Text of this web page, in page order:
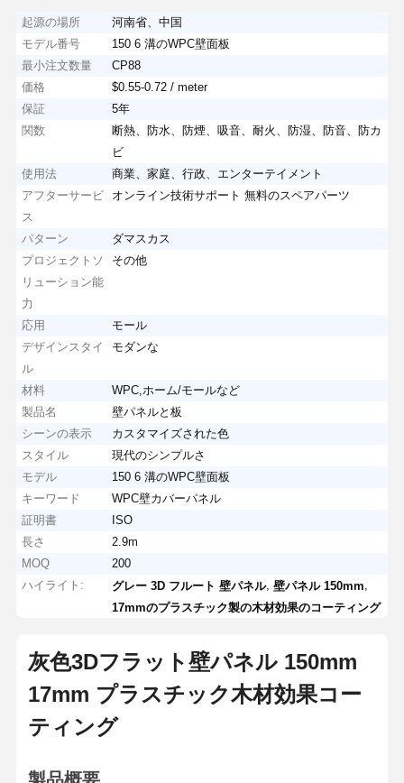
起源の場所
河南省、中国
モデル番号
150 6 溝のWPC壁面板
最小注文数量
CP88
価格
$0.55-0.72 / meter
保証
5年
関数
断熱、防水、防煙、吸音、耐火、防湿、防音、防カ
ビ
使用法
商業、家庭、行政、エンターテイメント
アフターサービ
ス
オンライン技術サポート 無料のスペアパーツ
パターン
ダマスカス
プロジェクトソ
リューション能
力
その他
応用
モール
デザインスタイ
ル
モダンな
材料
WPC,ホーム/モールなど
製品名
壁パネルと板
シーンの表示
カスタマイズされた色
スタイル
現代のシンプルさ
モデル
150 6 溝のWPC壁面板
キーワード
WPC壁カバーパネル
証明書
ISO
長さ
2.9m
MOQ
200
ハイライト:
グレー 3D フルート 壁パネル,壁パネル 150mm
17mmのプラスチック製の木材効果のコーティング
灰色3Dフラット壁パネル 150mm
17mm プラスチック木材効果コー
ティング